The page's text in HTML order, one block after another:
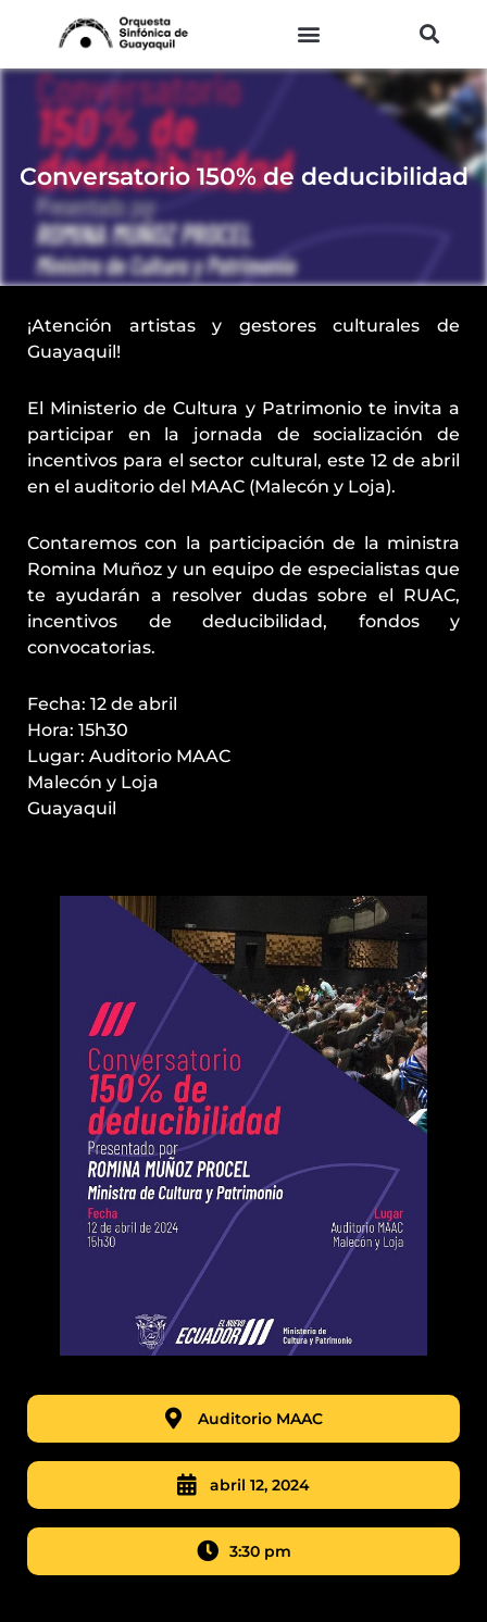
contenido
Conversatorio 150% de deducibilidad
¡Atención artistas y gestores culturales de
Guayaquil!
El Ministerio de Cultura y Patrimonio te invita a
participar en la jornada de socialización de
incentivos para el sector cultural, este 12 de abril
en el auditorio del MAAC (Malecón y Loja).
Contaremos con la participación de la ministra
Romina Muñoz y un equipo de especialistas que
te ayudarán a resolver dudas sobre el RUAC,
incentivos de deducibilidad, fondos y
convocatorias.
Fecha: 12 de abril
Hora: 15h30
Lugar: Auditorio MAAC
Malecón y Loja
Guayaquil
Auditorio MAAC
abril 12, 2024
3:30 pm